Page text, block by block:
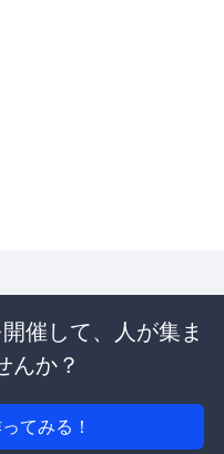
催して、人が集ま
んか？
てみる！